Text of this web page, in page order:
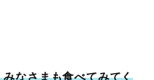
なさまも食べてみてく